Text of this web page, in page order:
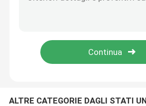
Macchina della regolazione di
ALTRE CATEGORIE DAGLI STATI